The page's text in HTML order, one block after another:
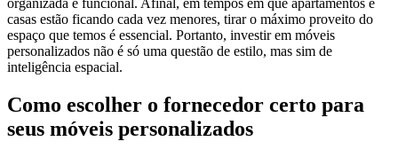
organizada e funcional. Afinal, em tempos em que apartamentos e
casas estão ficando cada vez menores, tirar o máximo proveito do
espaço que temos é essencial. Portanto, investir em móveis
personalizados não é só uma questão de estilo, mas sim de
inteligência espacial.
Como escolher o fornecedor certo para
seus móveis personalizados